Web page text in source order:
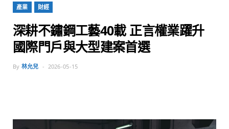
產業 財經
深耕不鏽鋼工藝40載 正言權業躍升
國際門戶與大型建案首選
By 林允兒 2026-05-15